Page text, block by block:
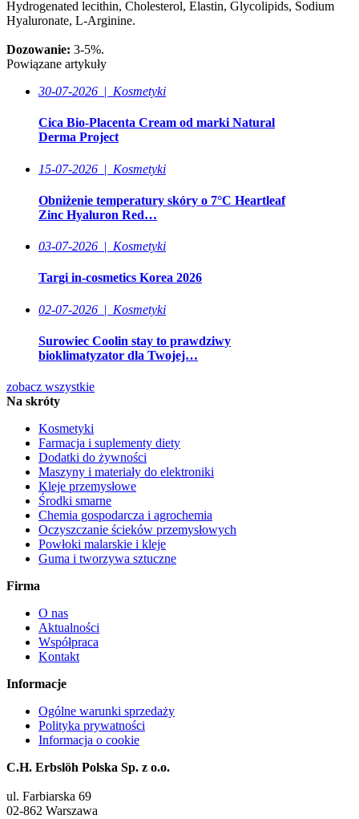
Hydrogenated lecithin, Cholesterol, Elastin, Glycolipids, Sodium
Hyaluronate, L-Arginine.
Dozowanie: 3-5%.
Powiązane artykuły
30-07-2026 | Kosmetyki
Cica Bio-Placenta Cream od marki Natural
Derma Project
15-07-2026 | Kosmetyki
Obniżenie temperatury skóry o 7°C Heartleaf
Zinc Hyaluron Red…
03-07-2026 | Kosmetyki
Targi in-cosmetics Korea 2026
02-07-2026 | Kosmetyki
Surowiec Coolin stay to prawdziwy
bioklimatyzator dla Twojej…
zobacz wszystkie
Na skróty
Kosmetyki
Farmacja i suplementy diety
Dodatki do żywności
Maszyny i materiały do elektroniki
Kleje przemysłowe
Środki smarne
Chemia gospodarcza i agrochemia
Oczyszczanie ścieków przemysłowych
Powłoki malarskie i kleje
Guma i tworzywa sztuczne
Firma
O nas
Aktualności
Współpraca
Kontakt
Informacje
Ogólne warunki sprzedaży
Polityka prywatności
Informacja o cookie
C.H. Erbslöh Polska Sp. z o.o.
ul. Farbiarska 69
02-862 Warszawa